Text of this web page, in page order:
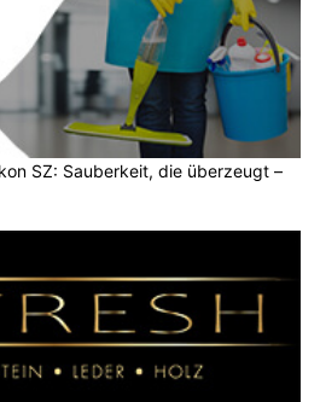
SZ: Sauberkeit, die überzeugt –